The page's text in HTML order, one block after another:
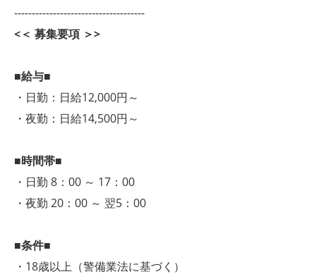
-------------------------------------
<＜ 募集要項 ＞>
■給与■
・日勤：日給12,000円～
・夜勤：日給14,500円～
■時間帯■
・日勤 8：00 ～ 17：00
・夜勤 20：00 ～ 翌5：00
■条件■
・18歳以上（警備業法に基づく）